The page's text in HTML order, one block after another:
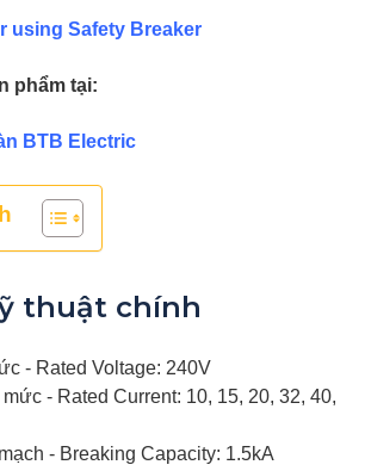
using Safety Breaker
phẩm tại:
BTB Electric
thuật chính
- Rated Voltage: 240V
- Rated Current: 10, 15, 20, 32, 40,
- Breaking Capacity: 1.5kA